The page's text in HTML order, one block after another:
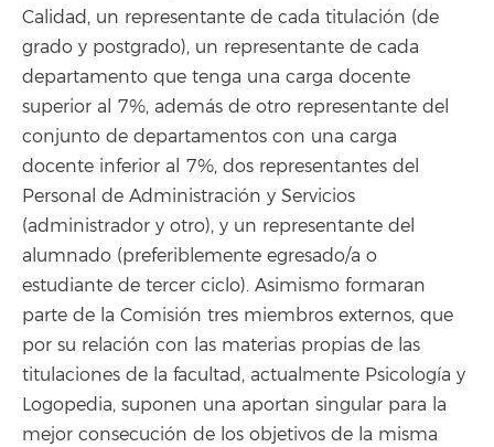
Calidad, un representante de cada titulación (de
grado y postgrado), un representante de cada
departamento que tenga una carga docente
superior al 7%, además de otro representante del
conjunto de departamentos con una carga
docente inferior al 7%, dos representantes del
Personal de Administración y Servicios
(administrador y otro), y un representante del
alumnado (preferiblemente egresado/a o
estudiante de tercer ciclo). Asimismo formaran
parte de la Comisión tres miembros externos, que
por su relación con las materias propias de las
titulaciones de la facultad, actualmente Psicología y
Logopedia, suponen una aportan singular para la
mejor consecución de los objetivos de la misma